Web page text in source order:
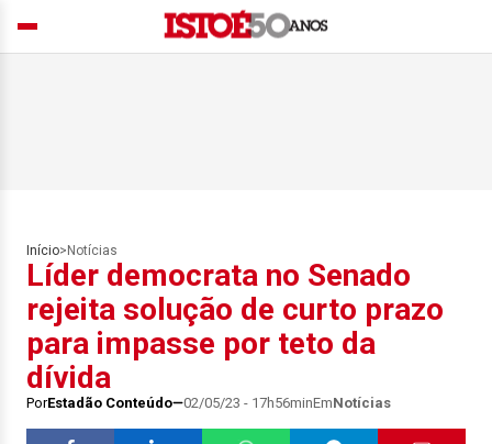
Início> Notícias
Líder democrata no Senado
rejeita solução de curto prazo
para impasse por teto da
dívida
PorEstadão Conteúdo 02/05/23 - 17h56minEmNotícias